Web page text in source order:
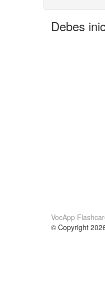
Debes
VocApp
© Copyright